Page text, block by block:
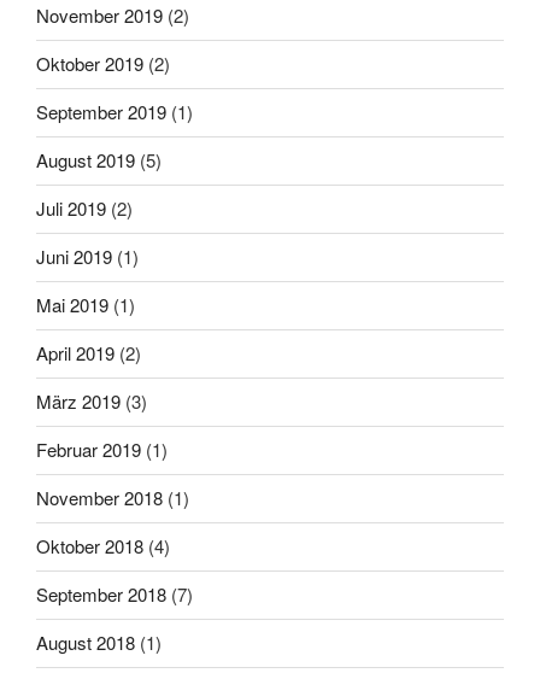
November 2019 (2)
Oktober 2019 (2)
September 2019 (1)
August 2019 (5)
Juli 2019 (2)
Juni 2019 (1)
Mai 2019 (1)
April 2019 (2)
März 2019 (3)
Februar 2019 (1)
November 2018 (1)
Oktober 2018 (4)
September 2018 (7)
August 2018 (1)